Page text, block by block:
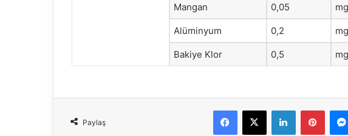
Mangan 0,05
Alüminyum 0,2
Bakiye Klor 0,5
Paylaş
Facebook
X LinkedIn